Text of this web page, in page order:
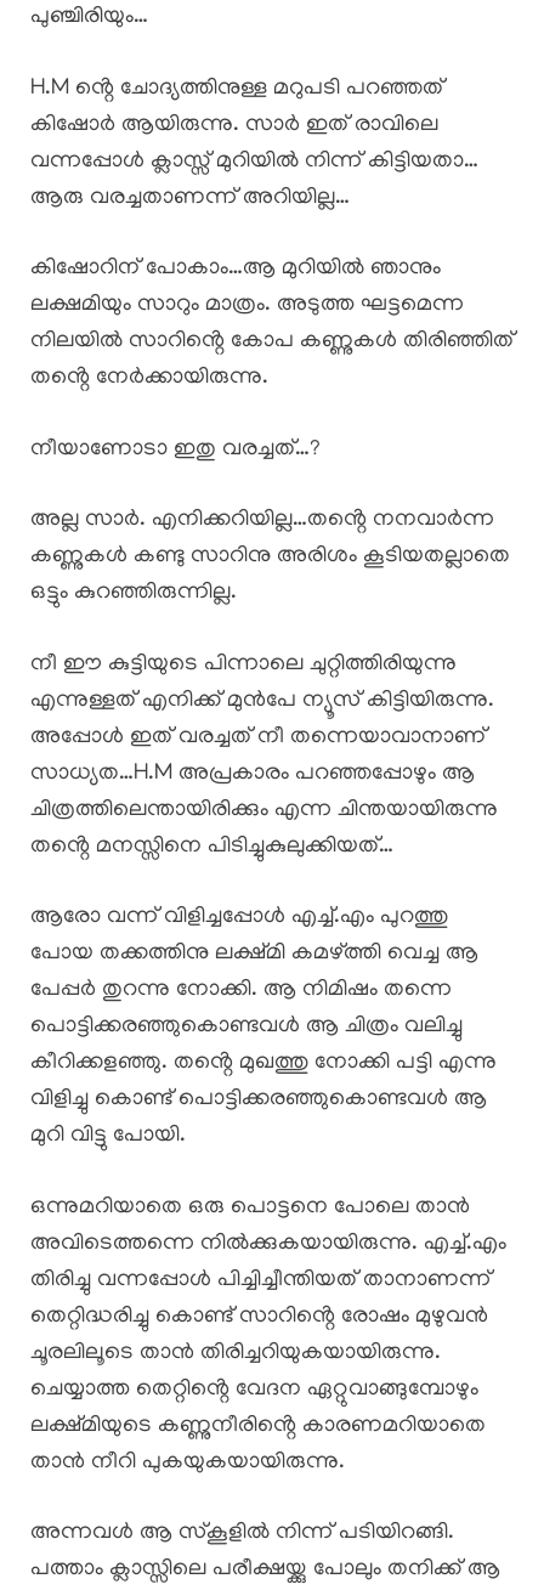
പുഞ്ചിരിയും…
H.M ൻ്റെ ചോദ്യത്തിനുള്ള മറുപടി പറഞ്ഞത്
കിഷോർ ആയിരുന്നു. സാർ ഇത് രാവിലെ
വന്നപ്പോൾ ക്ലാസ്സ് മുറിയിൽ നിന്ന് കിട്ടിയതാ…
ആരു വരച്ചതാണന്ന് അറിയില്ല…
കിഷോറിന് പോകാം…ആ മുറിയിൽ ഞാനും
ലക്ഷമിയും സാറും മാത്രം. അടുത്ത ഘട്ടമെന്ന
നിലയിൽ സാറിൻ്റെ കോപ കണ്ണുകൾ തിരിഞ്ഞിത്
തൻ്റെ നേർക്കായിരുന്നു.
നീയാണോടാ ഇതു വരച്ചത്…?
അല്ല സാർ. എനിക്കറിയില്ല…തൻ്റെ നനവാർന്ന
കണ്ണുകൾ കണ്ടു സാറിനു അരിശം കൂടിയതല്ലാതെ
ഒട്ടും കുറഞ്ഞിരുന്നില്ല.
നീ ഈ കുട്ടിയുടെ പിന്നാലെ ചുറ്റിത്തിരിയുന്നു
എന്നുള്ളത് എനിക്ക് മുൻപേ ന്യൂസ് കിട്ടിയിരുന്നു.
അപ്പോൾ ഇത് വരച്ചത് നീ തന്നെയാവാനാണ്
സാധ്യത…H.M അപ്രകാരം പറഞ്ഞപ്പോഴും ആ
ചിത്രത്തിലെന്തായിരിക്കും എന്ന ചിന്തയായിരുന്നു
തൻ്റെ മനസ്സിനെ പിടിച്ചുകുലുക്കിയത്…
ആരോ വന്ന് വിളിച്ചപ്പോൾ എച്ച്.എം പുറത്തു
പോയ തക്കത്തിനു ലക്ഷ്മി കമഴ്ത്തി വെച്ച ആ
പേപ്പർ തുറന്നു നോക്കി. ആ നിമിഷം തന്നെ
പൊട്ടിക്കരഞ്ഞുകൊണ്ടവൾ ആ ചിത്രം വലിച്ചു
കീറിക്കളഞ്ഞു. തൻ്റെ മുഖത്തു നോക്കി പട്ടി എന്നു
വിളിച്ചു കൊണ്ട് പൊട്ടിക്കരഞ്ഞുകൊണ്ടവൾ ആ
മുറി വിട്ടു പോയി.
ഒന്നുമറിയാതെ ഒരു പൊട്ടനെ പോലെ താൻ
അവിടെത്തന്നെ നിൽക്കുകയായിരുന്നു. എച്ച്.എം
തിരിച്ചു വന്നപ്പോൾ പിച്ചിച്ചീന്തിയത് താനാണന്ന്
തെറ്റിദ്ധരിച്ചു കൊണ്ട് സാറിൻ്റെ രോഷം മുഴുവൻ
ചൂരലിലൂടെ താൻ തിരിച്ചറിയുകയായിരുന്നു.
ചെയ്യാത്ത തെറ്റിൻ്റെ വേദന ഏറ്റുവാങ്ങുമ്പോഴും
ലക്ഷ്മിയുടെ കണ്ണുനീരിൻ്റെ കാരണമറിയാതെ
താൻ നീറി പുകയുകയായിരുന്നു.
അന്നവൾ ആ സ്കൂളിൽ നിന്ന് പടിയിറങ്ങി.
പത്താം ക്ലാസ്സിലെ പരീക്ഷയ്ക്കു പോലും തനിക്ക് ആ